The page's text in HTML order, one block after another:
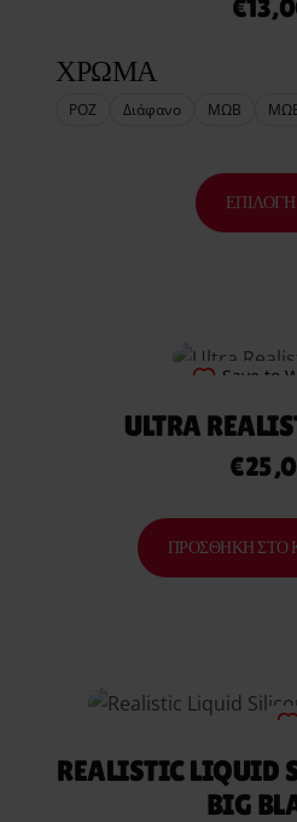
€
ΧΡΩΜΑ
ΡΟΖ Διάφανο ΜΩΒ
ΕΠΙΛΟΓΉ
Save to
ULTRA
€
ΠΡΟΣΘΉΚΗ ΣΤΟ
REALISTIC LIQUID
BIG